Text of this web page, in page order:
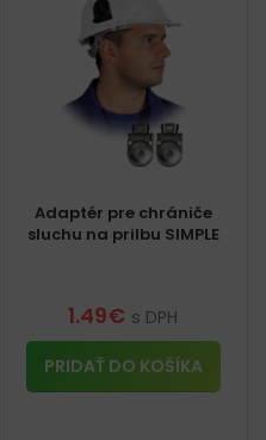
Adaptér pre chrániče
sluchu na prilbu SIMPLE
1.49€ s DPH
PRIDAŤ DO KOŠÍKA